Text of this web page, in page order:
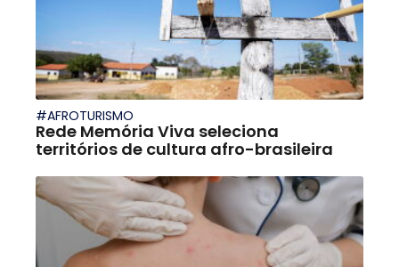
#AFROTURISMO
Rede Memória Viva seleciona
territórios de cultura afro-brasileira